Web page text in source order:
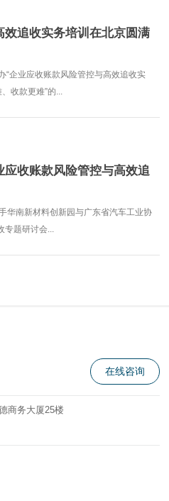
追收实务培训在北京圆满
“企业应收账款风险管控与高效追收实
收款更难”的...
收账款风险管控与高效追
华南新材料创新园与广东省汽车工业协
专题研讨会...
在线咨询
商务大厦25楼